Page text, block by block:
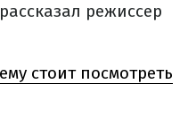
режиссер
стоит посмотреть